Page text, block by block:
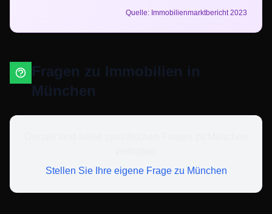
Quelle: Immobilienmarktbericht 2023
Fragen zu Immobilien in
München
Stellen Sie Ihre eigene Frage zu München